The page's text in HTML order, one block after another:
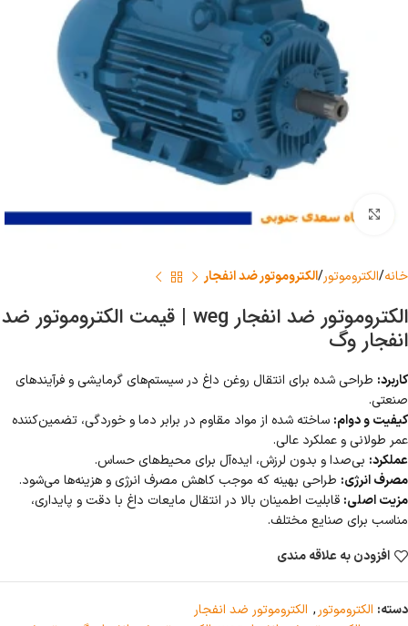
برای بزرگنمایی کلیک کنید
خانه الکتروموتور الکتروموتور ضد انفجار
الکتروموتور ضد انفجار weg | قیمت الکتروموتور ضد
انفجار وگ
کاربرد: طراحی شده برای انتقال روغن داغ در سیستم‌های گرمایشی و فرآیندهای
صنعتی.
کیفیت و دوام: ساخته شده از مواد مقاوم در برابر دما و خوردگی، تضمین‌کننده
عمر طولانی و عملکرد عالی.
عملکرد: بی‌صدا و بدون لرزش، ایده‌آل برای محیط‌های حساس.
مصرف انرژی: طراحی بهینه که موجب کاهش مصرف انرژی و هزینه‌ها می‌شود.
مزیت اصلی: قابلیت اطمینان بالا در انتقال مایعات داغ با دقت و پایداری،
مناسب برای صنایع مختلف.
افزودن به علاقه مندی
دسته: الکتروموتور, الکتروموتور ضد انفجار